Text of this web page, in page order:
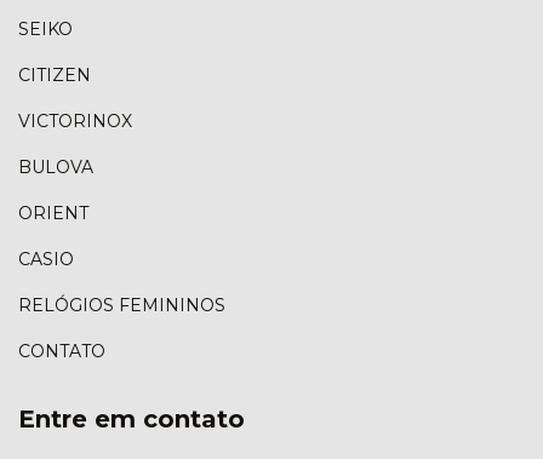
SEIKO
CITIZEN
VICTORINOX
BULOVA
ORIENT
CASIO
RELÓGIOS FEMININOS
CONTATO
Entre em contato